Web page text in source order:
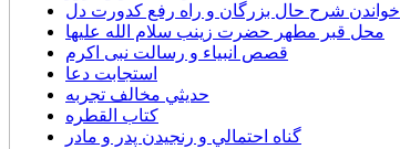
خواندن شرح حال بزرگان و راه رفع كدورت دل
محل قبر مطهر حضرت زينب سلام الله عليها
قصص انبیاء و رسالت نبی اکرم
استجابت دعا
حديثي مخالف تجربه
کتاب القطره
گناه احتمالي و رنجيدن پدر و مادر